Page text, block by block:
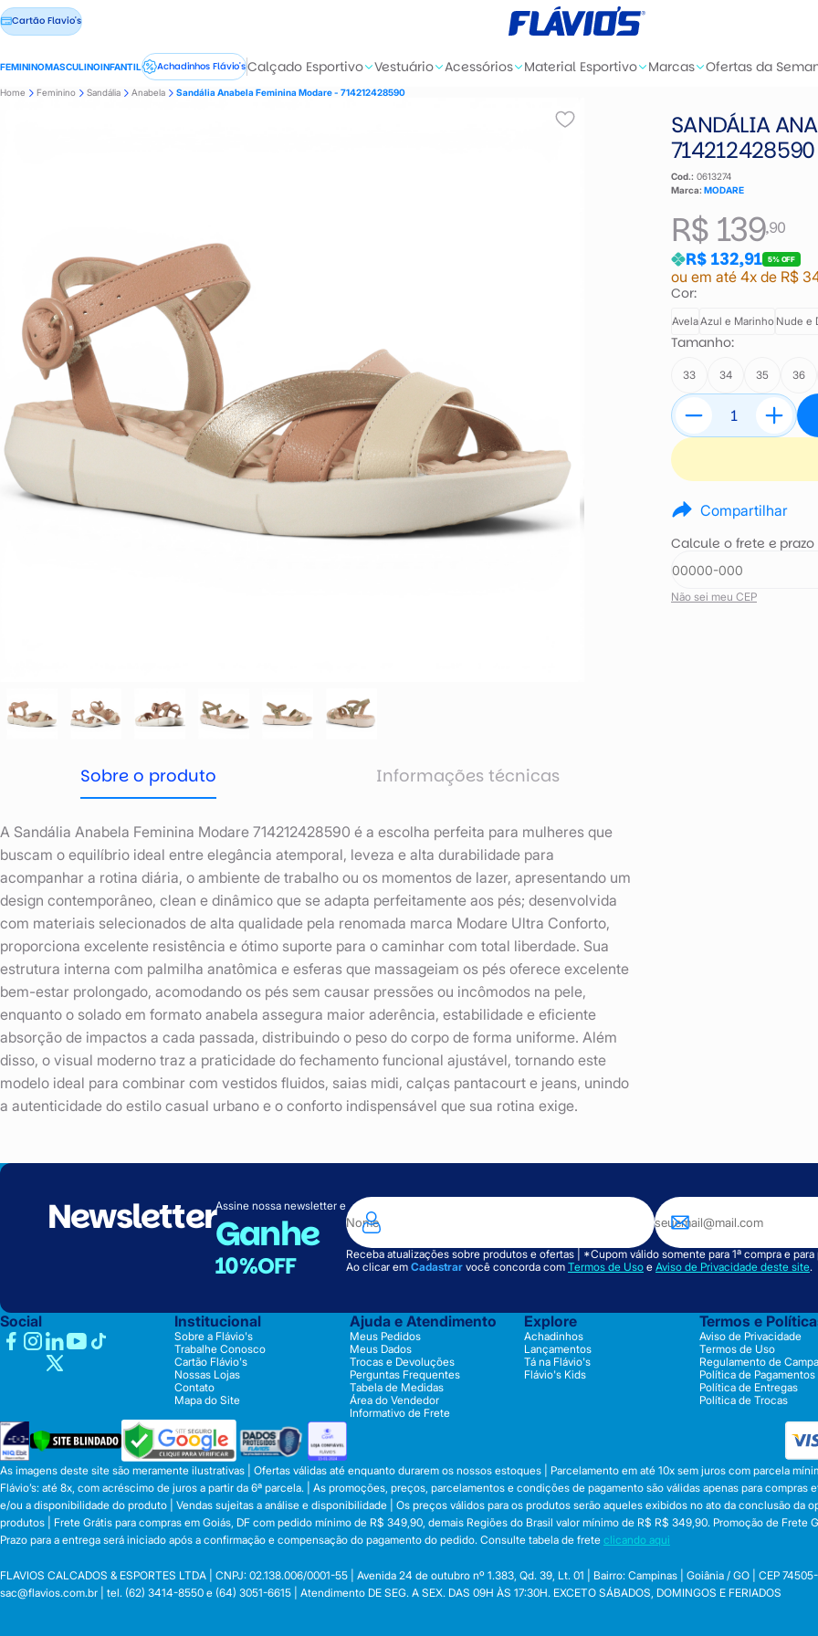
Cartão Flavio's
FEMININOMASCULINOINFANTIL Achadinhos Flávio'sCalçado Esportivo Vestuário Acessórios Material Esportivo Marcas Ofertas da
Home Feminino Sandália Anabela Sandália Anabela Feminina Modare - 714212428590
SANDÁLIA
714212428590
Cod.: 0613274
Marca: MODARE
R$ 139,90
R$ 132,91 5% OFF
ou em até 4x de R$
Cor:
AvelaAzul e Marinho Nude e
Tamanho:
33 34 35 36
Compartilhar
Calcule o frete e
Não sei meu CEP
Sobre o produto Informações técnicas
A Sandália Anabela Feminina Modare 714212428590 é a escolha perfeita para mulheres que
buscam o equilíbrio ideal entre elegância atemporal, leveza e alta durabilidade para
acompanhar a rotina diária, o ambiente de trabalho ou os momentos de lazer, apresentando um
design contemporâneo, clean e dinâmico que se adapta perfeitamente aos pés; desenvolvida
com materiais selecionados de alta qualidade pela renomada marca Modare Ultra Conforto,
proporciona excelente resistência e ótimo suporte para o caminhar com total liberdade. Sua
estrutura interna com palmilha anatômica e esferas que massageiam os pés oferece excelente
bem-estar prolongado, acomodando os pés sem causar pressões ou incômodos na pele,
enquanto o solado em formato anabela assegura maior aderência, estabilidade e eficiente
absorção de impactos a cada passada, distribuindo o peso do corpo de forma uniforme. Além
disso, o visual moderno traz a praticidade do fechamento funcional ajustável, tornando este
modelo ideal para combinar com vestidos fluidos, saias midi, calças pantacourt e jeans, unindo
a autenticidade do estilo casual urbano e o conforto indispensável que sua rotina exige.
NewsletterAssine nossa newsletter e
Ganhe
10%OFF
Receba atualizações sobre produtos e ofertas | *Cupom válido somente para 1ª compra e
Ao clicar em Cadastrar você concorda com Termos de Uso e Aviso de Privacidade deste site.
Social Institucional
Sobre a Flávio's
Trabalhe Conosco
Cartão Flávio's
Nossas Lojas
Contato
Mapa do Site
Ajuda e Atendimento
Meus Pedidos
Meus Dados
Trocas e Devoluções
Perguntas Frequentes
Tabela de Medidas
Área do Vendedor
Informativo de Frete
Explore
Achadinhos
Lançamentos
Tá na Flávio's
Flávio's Kids
Termos e
Aviso de Privacidade
Termos de Uso
Regulamento de
Política de Pagamentos
Política de Entregas
Política de Trocas
As imagens deste site são meramente ilustrativas | Ofertas válidas até enquanto durarem os nossos estoques | Parcelamento em até 10x sem juros com parcela
Flávio’s: até 8x, com acréscimo de juros a partir da 6ª parcela. | As promoções, preços, parcelamentos e condições de pagamento são válidas apenas para
e/ou a disponibilidade do produto | Vendas sujeitas a análise e disponibilidade | Os preços válidos para os produtos serão aqueles exibidos no ato da conclusão da
produtos | Frete Grátis para compras em Goiás, DF com pedido mínimo de R$ 349,90, demais Regiões do Brasil valor mínimo de R$ R$ 349,90. Promoção de Frete
Prazo para a entrega será iniciado após a confirmação e compensação do pagamento do pedido. Consulte tabela de frete clicando aqui
FLAVIOS CALCADOS & ESPORTES LTDA | CNPJ: 02.138.006/0001-55 | Avenida 24 de outubro nº 1.383, Qd. 39, Lt. 01 | Bairro: Campinas | Goiânia / GO | CEP
sac@flavios.com.br | tel. (62) 3414-8550 e (64) 3051-6615 | Atendimento DE SEG. A SEX. DAS 09H ÀS 17:30H. EXCETO SÁBADOS, DOMINGOS E FERIADOS